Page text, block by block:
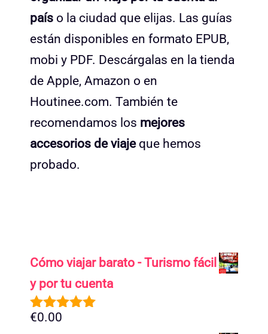
país o la ciudad que elijas. Las guías
están disponibles en formato EPUB,
mobi y PDF. Descárgalas en la tienda
de Apple, Amazon o en
Houtinee.com. También te
recomendamos los mejores
accesorios de viajeque hemos
probado.
Cómo viajar barato - Turismo fácil
y por tu cuenta
5.00de 5
€0.00